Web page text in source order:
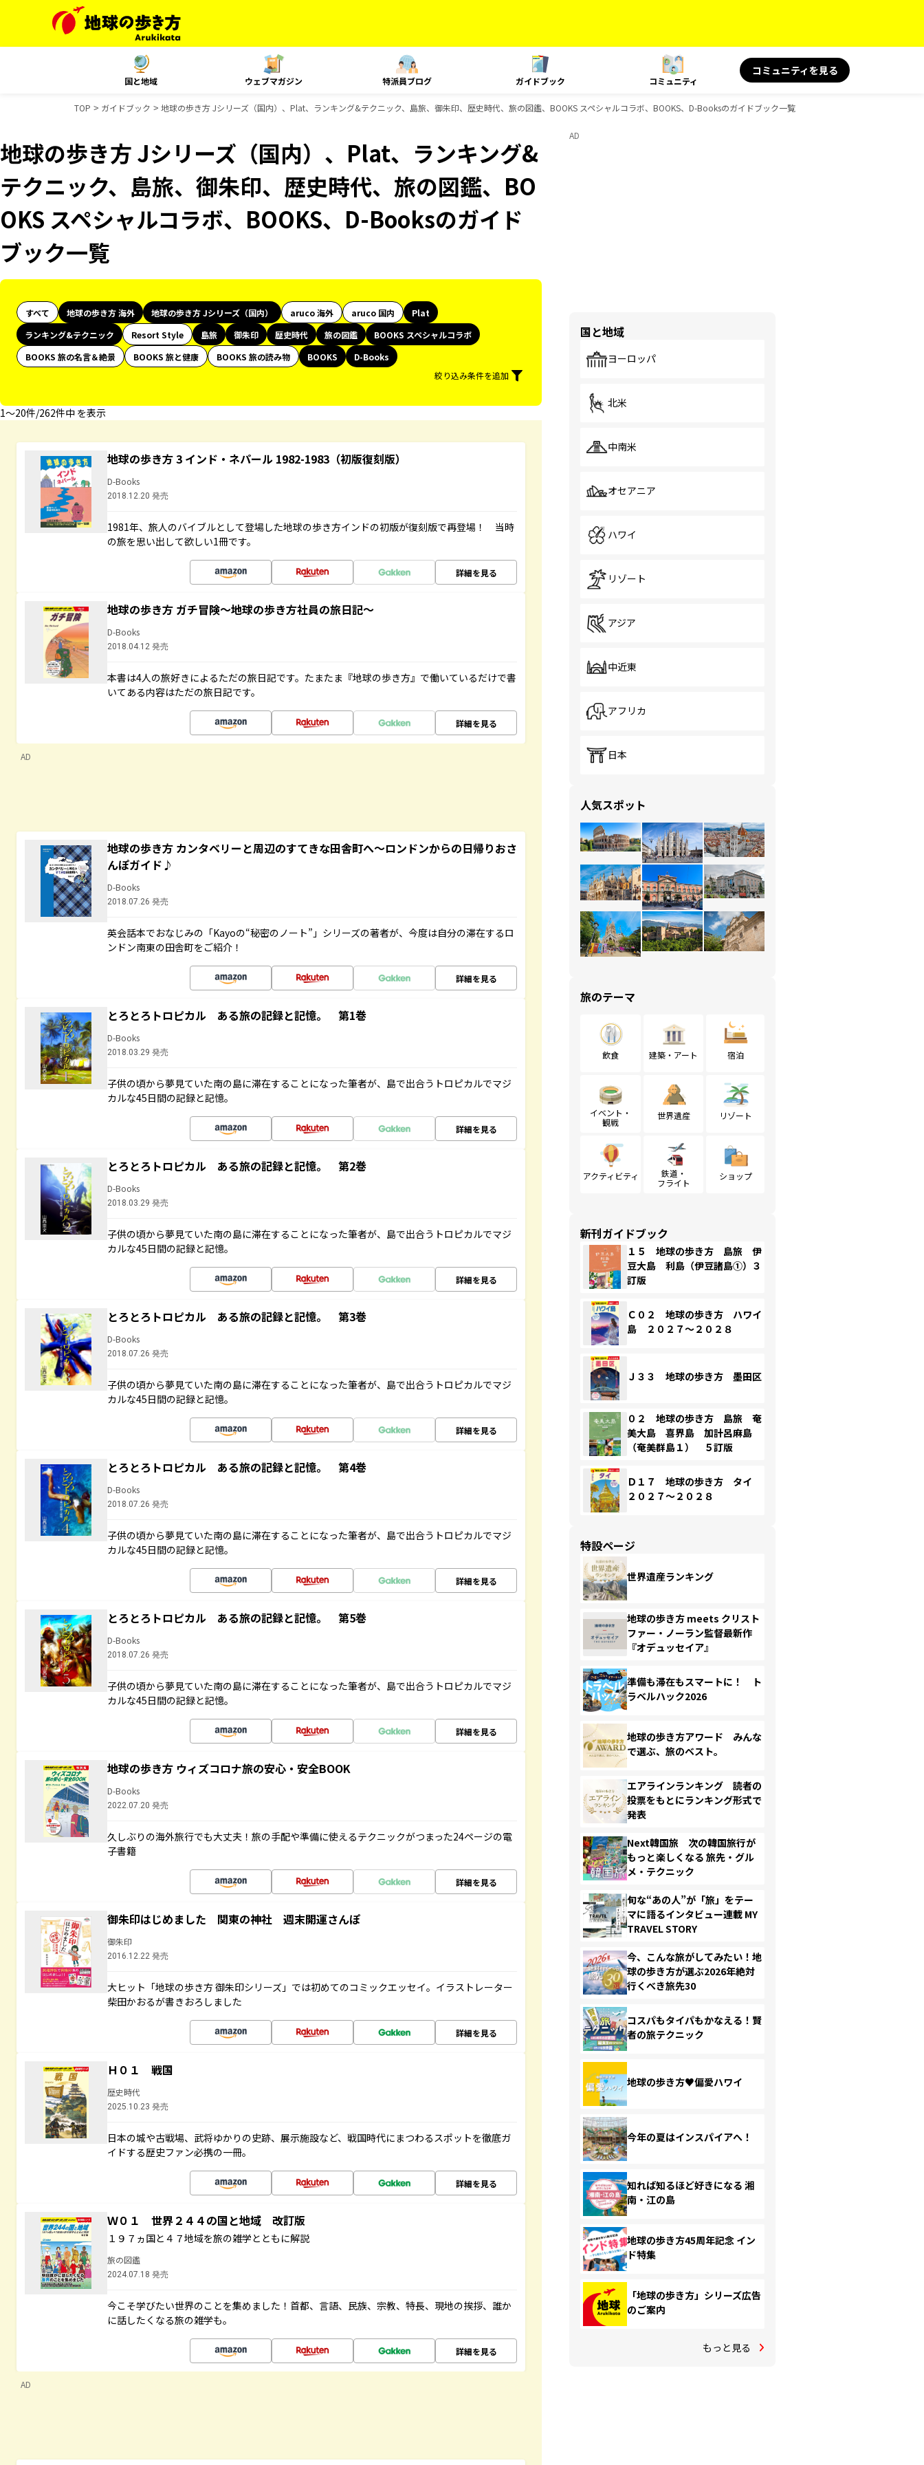
国と地域 ウェブマガジン 特派員ブログ ガイドブック コミュニティ
コミュニティを見る
TOP ガイドブック 地球の歩き方 Jシリーズ（国内）、Plat、ランキング&テクニック、島旅、御朱印、歴史時代、旅の図鑑、BOOKS スペシャルコラボ、BOOKS、D-Booksのガイドブック一覧
地球の歩き方 Jシリーズ（国内）、Plat、ランキング&
テクニック、島旅、御朱印、歴史時代、旅の図鑑、BO
OKS スペシャルコラボ、BOOKS、D-Booksのガイド
ブック一覧
すべて 地球の歩き方 海外 地球の歩き方 Jシリーズ（国内） aruco 海外 aruco 国内
Plat
ランキング&テクニック
Resort Style 島旅 御朱印 歴史時代 旅の図鑑
BOOKS スペシャルコラボ
BOOKS 旅の名言＆絶景
BOOKS 旅と健康 BOOKS 旅の読み物 BOOKS
D-Books
絞り込み条件を追加
1〜20件/262件中 を表示
地球の歩き方 3 インド・ネパール 1982-1983（初版復刻版）
D-Books
2018.12.20 発売
1981年、旅人のバイブルとして登場した地球の歩き方インドの初版が復刻版で再登場！ 当時
の旅を思い出して欲しい1冊です。
詳細を見る
地球の歩き方 ガチ冒険～地球の歩き方社員の旅日記～
D-Books
2018.04.12 発売
本書は4人の旅好きによるただの旅日記です。たまたま『地球の歩き方』で働いているだけで書
いてある内容はただの旅日記です。
詳細を見る
AD
地球の歩き方 カンタベリーと周辺のすてきな田舎町へ～ロンドンからの日帰りおさ
んぽガイド♪
D-Books
2018.07.26 発売
英会話本でおなじみの「Kayoの“秘密のノート”」シリーズの著者が、今度は自分の滞在するロ
ンドン南東の田舎町をご紹介！
詳細を見る
とろとろトロピカル ある旅の記録と記憶。 第1巻
D-Books
2018.03.29 発売
子供の頃から夢見ていた南の島に滞在することになった筆者が、島で出合うトロピカルでマジ
カルな45日間の記録と記憶。
詳細を見る
とろとろトロピカル ある旅の記録と記憶。 第2巻
D-Books
2018.03.29 発売
子供の頃から夢見ていた南の島に滞在することになった筆者が、島で出合うトロピカルでマジ
カルな45日間の記録と記憶。
詳細を見る
とろとろトロピカル ある旅の記録と記憶。 第3巻
D-Books
2018.07.26 発売
子供の頃から夢見ていた南の島に滞在することになった筆者が、島で出合うトロピカルでマジ
カルな45日間の記録と記憶。
詳細を見る
とろとろトロピカル ある旅の記録と記憶。 第4巻
D-Books
2018.07.26 発売
子供の頃から夢見ていた南の島に滞在することになった筆者が、島で出合うトロピカルでマジ
カルな45日間の記録と記憶。
詳細を見る
とろとろトロピカル ある旅の記録と記憶。 第5巻
D-Books
2018.07.26 発売
子供の頃から夢見ていた南の島に滞在することになった筆者が、島で出合うトロピカルでマジ
カルな45日間の記録と記憶。
詳細を見る
地球の歩き方 ウィズコロナ旅の安心・安全BOOK
D-Books
2022.07.20 発売
久しぶりの海外旅行でも大丈夫！旅の手配や準備に使えるテクニックがつまった24ページの電
子書籍
詳細を見る
御朱印はじめました 関東の神社 週末開運さんぽ
御朱印
2016.12.22 発売
大ヒット「地球の歩き方 御朱印シリーズ」では初めてのコミックエッセイ。イラストレーター
柴田かおるが書きおろしました
詳細を見る
Ｈ０１ 戦国
歴史時代
2025.10.23 発売
日本の城や古戦場、武将ゆかりの史跡、展示施設など、戦国時代にまつわるスポットを徹底ガ
イドする歴史ファン必携の一冊。
詳細を見る
Ｗ０１ 世界２４４の国と地域 改訂版
１９７ヵ国と４７地域を旅の雑学とともに解説
旅の図鑑
2024.07.18 発売
今こそ学びたい世界のことを集めました！首都、言語、民族、宗教、特長、現地の挨拶、誰か
に話したくなる旅の雑学も。
詳細を見る
AD
AD
国と地域
ヨーロッパ
北米
中南米
オセアニア
ハワイ
リゾート
アジア
中近東
アフリカ
日本
人気スポット
旅のテーマ
飲食 建築・アート 宿泊
イベント・
観戦
世界遺産 リゾート
アクティビティ
鉄道・
フライト
ショップ
新刊ガイドブック
１５ 地球の歩き方 島旅 伊
豆大島 利島（伊豆諸島①）３
訂版
Ｃ０２ 地球の歩き方 ハワイ
島 ２０２７～２０２８
Ｊ３３ 地球の歩き方 墨田区
０２ 地球の歩き方 島旅 奄
美大島 喜界島 加計呂麻島
（奄美群島１） ５訂版
Ｄ１７ 地球の歩き方 タイ
２０２７～２０２８
特設ページ
世界遺産ランキング
地球の歩き方 meets クリスト
ファー・ノーラン監督最新作
『オデュッセイア』
準備も滞在もスマートに！ ト
ラベルハック2026
地球の歩き方アワード みんな
で選ぶ、旅のベスト。
エアラインランキング 読者の
投票をもとにランキング形式で
発表
Next韓国旅 次の韓国旅行が
もっと楽しくなる 旅先・グル
メ・テクニック
旬な“あの人”が「旅」をテー
マに語るインタビュー連載 MY
TRAVEL STORY
今、こんな旅がしてみたい！地
球の歩き方が選ぶ2026年絶対
行くべき旅先30
コスパもタイパもかなえる！賢
者の旅テクニック
地球の歩き方♥偏愛ハワイ
今年の夏はインスパイアへ！
知れば知るほど好きになる 湘
南・江の島
地球の歩き方45周年記念 イン
ド特集
「地球の歩き方」シリーズ広告
のご案内
もっと見る